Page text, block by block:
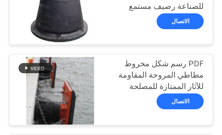
حالات
خريطة
وسائد هوائية من
المطاط البحري
31
51
للصناعة رصيف مستمع
عالية
الاتصال
PDF رسم شكل مخروط
مطاطي المروحة المقاومة
للآثار الممتازة للمصلحة
الاتصال